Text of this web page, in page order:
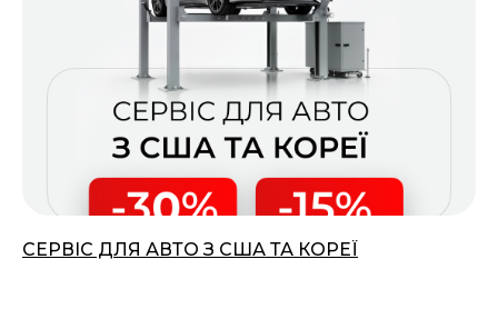
СЕРВІС ДЛЯ АВТО З США ТА КОРЕЇ